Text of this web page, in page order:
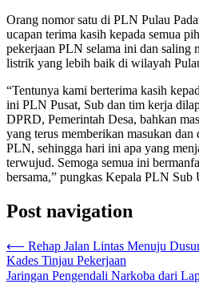
Orang nomor satu di PLN Pulau
ucapan terima kasih kepada semua
pekerjaan PLN selama ini dan saling
listrik yang lebih baik di wilayah
“Tentunya kami berterima kasih
ini PLN Pusat, Sub dan tim kerja
DPRD, Pemerintah Desa, bahkan
yang terus memberikan masukan dan
PLN, sehingga hari ini apa yang
terwujud. Semoga semua ini
bersama,” pungkas Kepala PLN
Post navigation
⟵ Rehap Jalan Lintas Menuju
Kades Tinjau Pekerjaan
Jaringan Pengendali Narkoba dari